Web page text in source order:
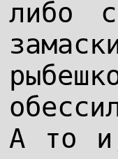
либо
А то